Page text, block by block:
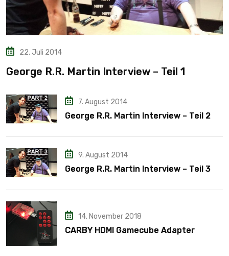
22. Juli 2014
George R.R. Martin Interview – Teil 1
7. August 2014
George R.R. Martin Interview – Teil 2
9. August 2014
George R.R. Martin Interview – Teil 3
14. November 2018
CARBY HDMI Gamecube Adapter